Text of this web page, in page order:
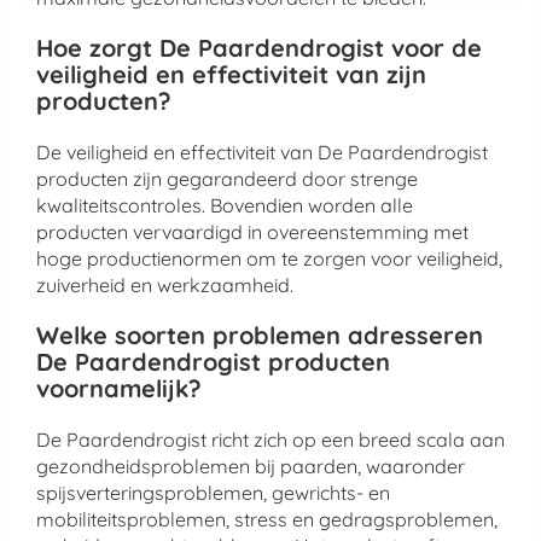
Hoe zorgt De Paardendrogist voor de
veiligheid en effectiviteit van zijn
producten?
De veiligheid en effectiviteit van De Paardendrogist
producten zijn gegarandeerd door strenge
kwaliteitscontroles. Bovendien worden alle
producten vervaardigd in overeenstemming met
hoge productienormen om te zorgen voor veiligheid,
zuiverheid en werkzaamheid.
Welke soorten problemen adresseren
De Paardendrogist producten
voornamelijk?
De Paardendrogist richt zich op een breed scala aan
gezondheidsproblemen bij paarden, waaronder
spijsverteringsproblemen, gewrichts- en
mobiliteitsproblemen, stress en gedragsproblemen,